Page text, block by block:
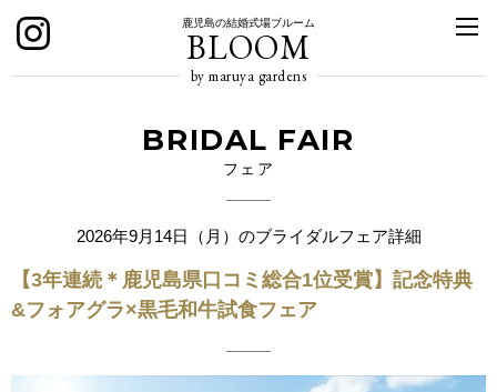
鹿児島の結婚式場ブルーム
BLOOM
by maruya gardens
BRIDAL FAIR
フェア
2026年9月14日（月）のブライダルフェア詳細
【3年連続＊鹿児島県口コミ総合1位受賞】記念特典
&フォアグラ×黒毛和牛試食フェア